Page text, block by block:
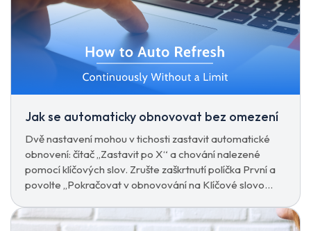
Jak se automaticky obnovovat bez omezení
Dvě nastavení mohou v tichosti zastavit automatické
obnovení: čítač „Zastavit po X“ a chování nalezené
pomocí klíčových slov. Zrušte zaškrtnutí políčka První a
povolte „Pokračovat v obnovování na Klíčové slovo